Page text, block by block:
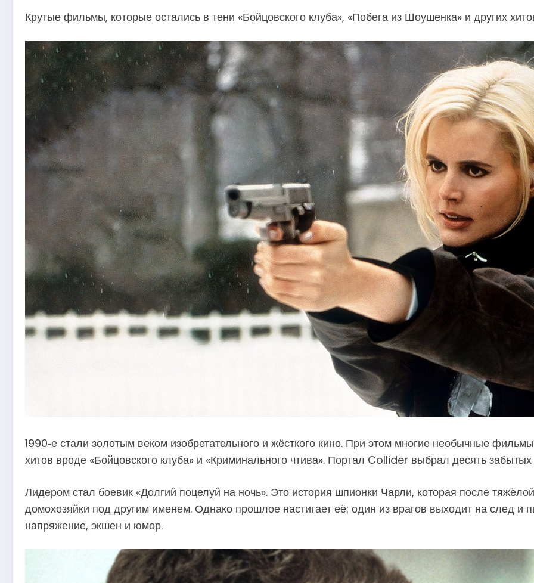
Крутые фильмы, которые остались в тени «Бойцовского клуба», «Побега из Шоушенка» и других
1990‑е стали золотым веком изобретательного и жёсткого кино. При этом многие необычные
хитов вроде «Бойцовского клуба» и «Криминального чтива». Портал Collider выбрал десять
Лидером стал боевик «Долгий поцелуй на ночь». Это история шпионки Чарли, которая после
домохозяйки под другим именем. Однако прошлое настигает её: один из врагов выходит на след и
напряжение, экшен и юмор.